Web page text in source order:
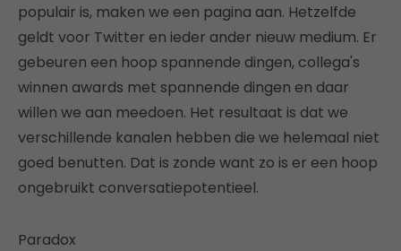
populair is, maken we een pagina aan. Hetzelfde
geldt voor Twitter en ieder ander nieuw medium. Er
gebeuren een hoop spannende dingen, collega's
winnen awards met spannende dingen en daar
willen we aan meedoen. Het resultaat is dat we
verschillende kanalen hebben die we helemaal niet
goed benutten. Dat is zonde want zo is er een hoop
ongebruikt conversatiepotentieel.
Paradox